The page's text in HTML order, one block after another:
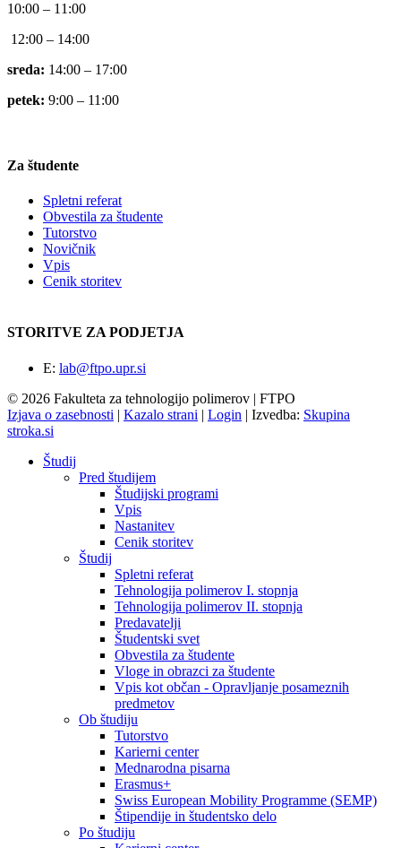
10:00 – 11:00
12:00 – 14:00
sreda: 14:00 – 17:00
petek: 9:00 – 11:00
Za študente
Spletni referat
Obvestila za študente
Tutorstvo
Novičnik
Vpis
Cenik storitev
STORITVE ZA PODJETJA
E: lab@ftpo.upr.si
© 2026 Fakulteta za tehnologijo polimerov | FTPO
Izjava o zasebnosti | Kazalo strani | Login | Izvedba: Skupina
stroka.si
Študij
Pred študijem
Študijski programi
Vpis
Nastanitev
Cenik storitev
Študij
Spletni referat
Tehnologija polimerov I. stopnja
Tehnologija polimerov II. stopnja
Predavatelji
Študentski svet
Obvestila za študente
Vloge in obrazci za študente
Vpis kot občan - Opravljanje posameznih
predmetov
Ob študiju
Tutorstvo
Karierni center
Mednarodna pisarna
Erasmus+
Swiss European Mobility Programme (SEMP)
Štipendije in študentsko delo
Po študiju